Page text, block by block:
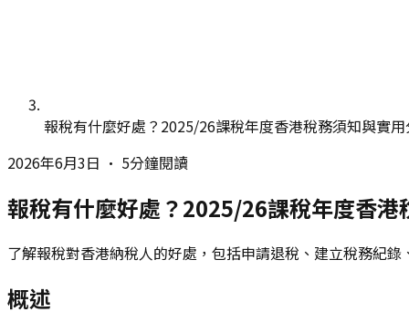
報稅有什麼好處？2025/26課稅年度香港稅務須知與實
2026年6月3日 • 5分鐘閱讀
報稅有什麼好處？2025/26課稅年度香港
了解報稅對香港納稅人的好處，包括申請退稅、建立稅務紀
概述